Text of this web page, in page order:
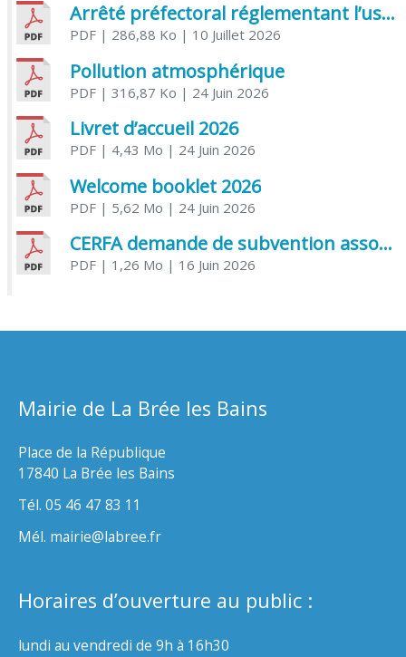
Arrêté préfectoral réglementant l’usage de l’eau
PDF| 286,88 Ko | 10 Juillet 2026
Pollution atmosphérique
PDF| 316,87 Ko | 24 Juin 2026
Livret d’accueil 2026
PDF| 4,43 Mo | 24 Juin 2026
Welcome booklet 2026
PDF| 5,62 Mo | 24 Juin 2026
CERFA demande de subvention association
PDF| 1,26 Mo | 16 Juin 2026
Mairie de La Brée les Bains
Place de la République
17840 La Brée les Bains
Tél. 05 46 47 83 11
Mél. mairie@labree.fr
Horaires d’ouverture au public :
lundi au vendredi de 9h à 16h30